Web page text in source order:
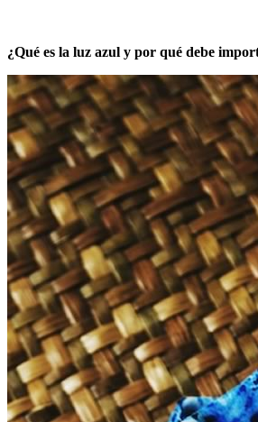
¿Qué es la luz azul y por qué debe